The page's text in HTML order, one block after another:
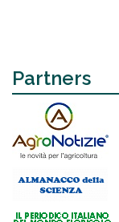
Partners